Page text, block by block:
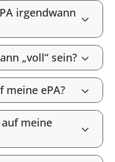
irgendwann
„voll“ sein?
meine ePA?
meine